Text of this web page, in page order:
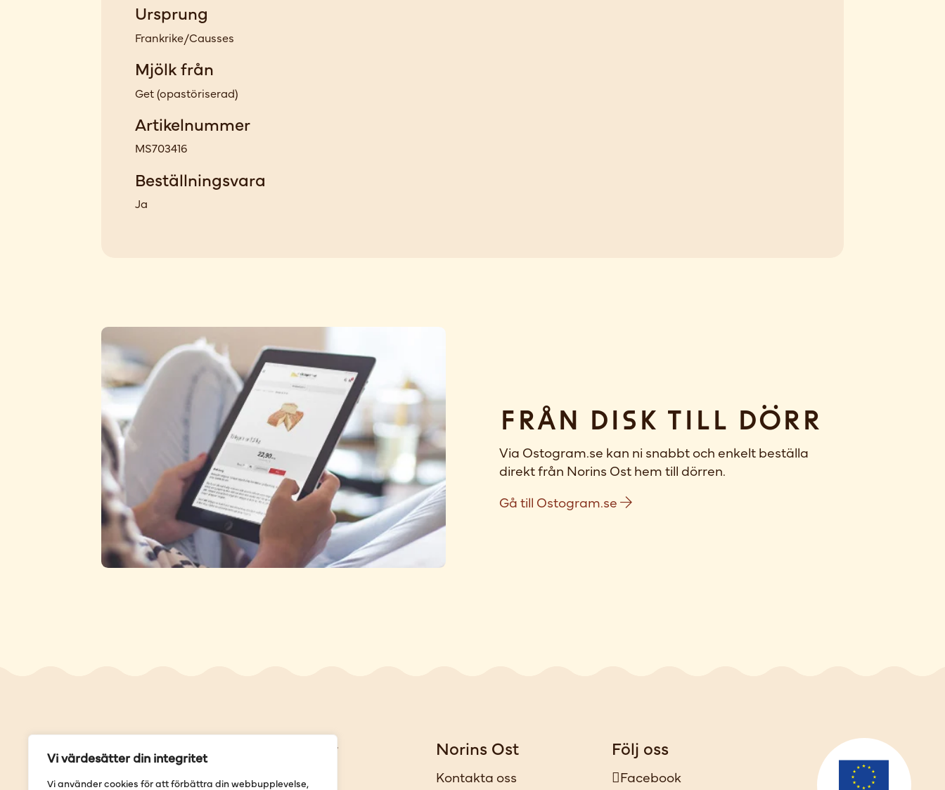
Vi värdesätter din integritet
Vi använder cookies för att förbättra din webbupplevelse,
Ursprung
Frankrike/Causses
Mjölk från
Get(opastöriserad)
Artikelnummer
MS703416
Beställningsvara
Ja
Från disk till dörr
Via Ostogram.se kan ni snabbt och enkelt beställa
direkt från Norins Ost hem till dörren.
Gå till Ostogram.se
Genvägar
Våra butiker
Norins Ost
Kontakta oss
Följ oss
Facebook